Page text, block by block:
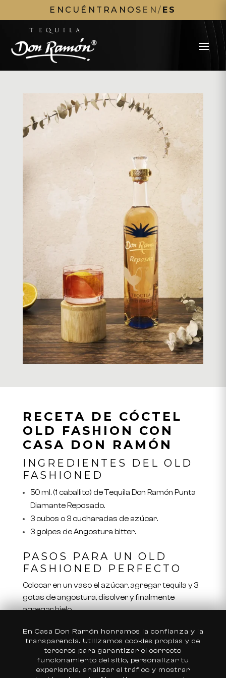
ENCUÉNTRANOS EN / ES
RECETA DE CÓCTEL
OLD FASHION CON
CASA DON RAMÓN
INGREDIENTES DEL OLD
FASHIONED
50 ml. (1 caballito) de Tequila Don Ramón Punta
Diamante Reposado.
3 cubos o 3 cucharadas de azúcar.
3 golpes de Angostura bitter.
PASOS PARA UN OLD
FASHIONED PERFECTO
Colocar en un vaso el azúcar, agregar tequila y 3
gotas de angostura, disolver y finalmente
agregar hielo.
Elige tu país
Estados Unidos
México
En Casa Don Ramón honramos la confianza y la
transparencia. Utilizamos cookies propias y de
terceros para garantizar el correcto
funcionamiento del sitio, personalizar tu
experiencia, analizar el tráfico y mostrar